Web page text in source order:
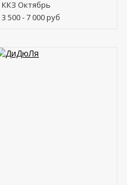
ККЗ Октябрь
3 500 - 7 000руб